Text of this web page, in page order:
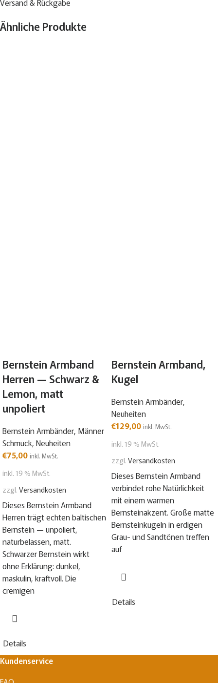
Versand & Rückgabe
Ähnliche Produkte
Bernstein Armband
Herren — Schwarz &
Lemon, matt
unpoliert
Bernstein Armbänder, Männer
Schmuck, Neuheiten
€75,00 inkl. MwSt.
inkl. 19 % MwSt.
zzgl.Versandkosten
Dieses Bernstein Armband
Herren trägt echten baltischen
Bernstein — unpoliert,
naturbelassen, matt.
Schwarzer Bernstein wirkt
ohne Erklärung: dunkel,
maskulin, kraftvoll. Die
cremigen
Details
Bernstein Armband,
Kugel
Bernstein Armbänder,
Neuheiten
€129,00 inkl. MwSt.
inkl. 19 % MwSt.
zzgl.Versandkosten
Dieses Bernstein Armband
verbindet rohe Natürlichkeit
mit einem warmen
Bernsteinakzent. Große matte
Bernsteinkugeln in erdigen
Grau- und Sandtönen treffen
auf
Details
Kundenservice